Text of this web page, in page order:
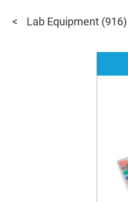
Lab Equipment (916)